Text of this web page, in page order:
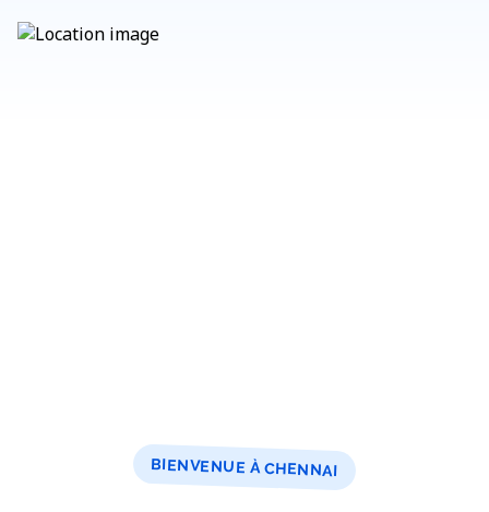
BIENVENUE À CHENNAI